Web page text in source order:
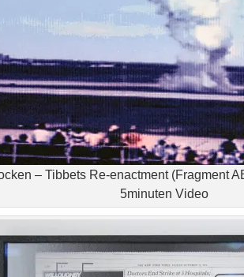
– Tibbets Re-enactment (Fragment
5minuten Video